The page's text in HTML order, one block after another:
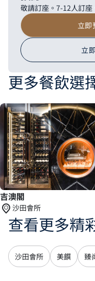
敬請訂座。7-12人訂座
立即
立
更多餐飲選
吉澳閣
沙田會所
查看更多精
沙田會所 美饌 臻